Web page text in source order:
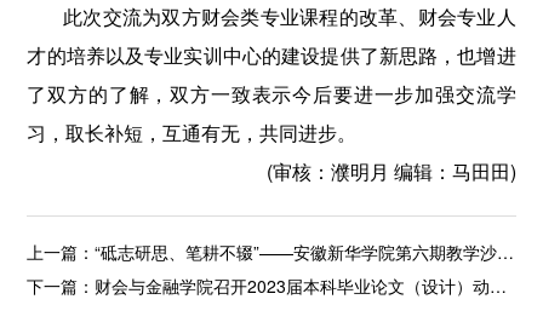
此次交流为双方财会类专业课程的改革、财会专业人
才的培养以及专业实训中心的建设提供了新思路，也增进
了双方的了解，双方一致表示今后要进一步加强交流学
习，取长补短，互通有无，共同进步。
(审核：濮明月 编辑：马田田)
上一篇：“砥志研思、笔耕不辍”——安徽新华学院第六期教学沙龙成功举办
下一篇： 财会与金融学院召开2023届本科毕业论文（设计）动员大会